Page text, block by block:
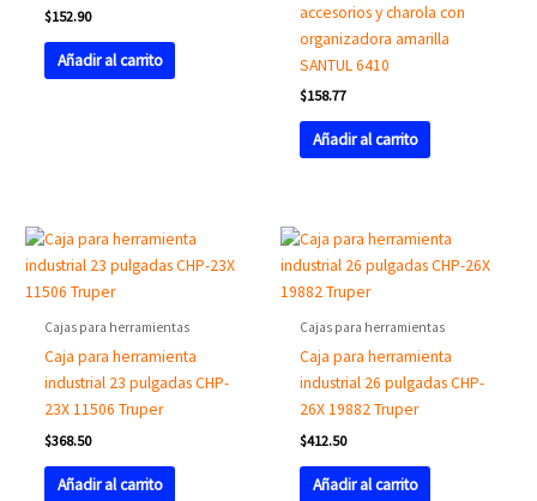
$152.90
Añadir al carrito
accesorios y charola con
organizadora amarilla
SANTUL 6410
$158.77
Añadir al carrito
Cajas para herramientas
Caja para herramienta
industrial 23 pulgadas CHP-
23X 11506 Truper
$368.50
Añadir al carrito
Cajas para herramientas
Caja para herramienta
industrial 26 pulgadas CHP-
26X 19882 Truper
$412.50
Añadir al carrito